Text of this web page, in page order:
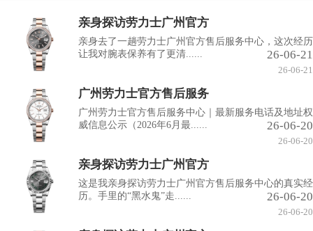
亲身探访劳力士广州官方
亲身去了一趟劳力士广州官方售后服务中心，这次经历
让我对腕表保养有了更清......
26-06-21
26-06-21
广州劳力士官方售后服务
广州劳力士官方售后服务中心｜最新服务电话及地址权
威信息公示（2026年6月最......
26-06-20
26-06-20
亲身探访劳力士广州官方
这是我亲身探访劳力士广州官方售后服务中心的真实经
历。手里的“黑水鬼”走......
26-06-20
26-06-20